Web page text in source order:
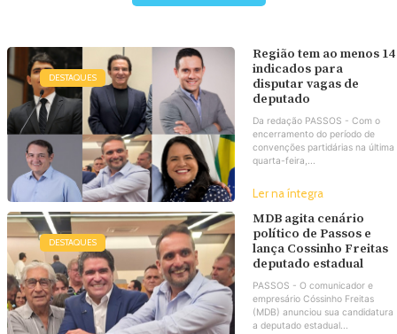
DESTAQUES
Região tem ao menos 14
indicados para
disputar vagas de
deputado
Da redação PASSOS - Com o
encerramento do período de
convenções partidárias na última
quarta-feira,...
Ler na íntegra
DESTAQUES
MDB agita cenário
político de Passos e
lança Cossinho Freitas
deputado estadual
PASSOS - O comunicador e
empresário Cóssinho Freitas
(MDB) anunciou sua candidatura
a deputado estadual...